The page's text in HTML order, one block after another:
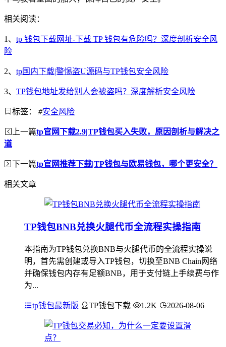
相关阅读：
1、 tp 钱包下载网址-下载 TP 钱包有危险吗？深度剖析安全风
险
2、 tp国内下载|警惕盗U源码与TP钱包安全风险
3、 TP钱包地址发给别人会被盗吗？深度解析安全风险
标签： #安全风险
上一篇tp官网下载2.9|TP钱包买入失败，原因剖析与解决之
道
下一篇tp官网推荐下载|TP钱包与欧易钱包，哪个更安全？
相关文章
TP钱包BNB兑换火腿代币全流程实操指南
本指南为TP钱包兑换BNB与火腿代币的全流程实操说
明，首先需创建或导入TP钱包，切换至BNB Chain网络
并确保钱包内存有足额BNB，用于支付链上手续费与作
为...
tp钱包最新版 TP钱包下载 1.2K 2026-08-06